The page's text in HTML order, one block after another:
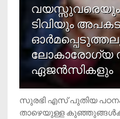
ടിവിയും
ലോകാരോഗ്യ
ഏജന്‍സികളും
സുരഭി എസ് പുതിയ
താഴെയുള്ള